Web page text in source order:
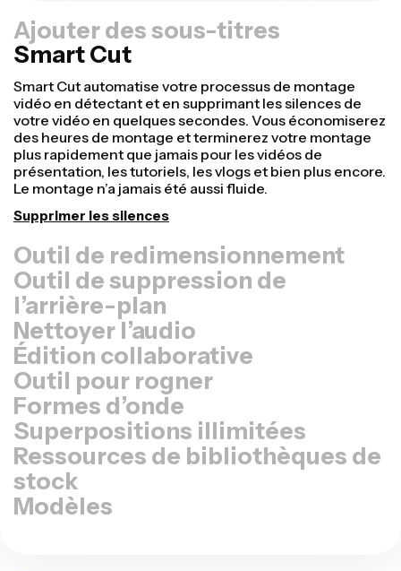
Ajouter des sous-titres
Smart Cut
Outil de redimensionnement
Réutilisez vos vidéos plus rapidement et donnez-leur
un aspect plus professionnel grâce à notre fonction
Redimensionner le canevas. En quelques clics, vous
pouvez prendre une seule vidéo et l’ajuster à la bonne
taille pour toutes les autres plateformes, que ce soit
pour TikTok, YouTube, Instagram, Twitter, LinkedIn ou
autre.
Outil de suppression de
l’arrière-plan
Nettoyer l’audio
Édition collaborative
Outil pour rogner
Formes d’onde
Superpositions illimitées
Ressources de bibliothèques de
stock
Modèles